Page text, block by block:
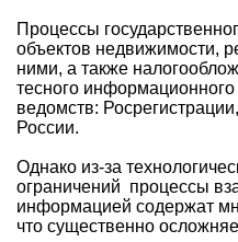
Процессы
объектов недвижимости,
ними, а также
тесного
ведомств:
России.
Однако из-за
ограничений процессы
информацией содержат
что существенно